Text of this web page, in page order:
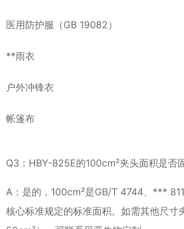
医用防护服（GB 19082）
**雨衣
户外冲锋衣
帐篷布
Q3：HBY-825E的100cm²夹头面积是否
A：是的，100cm²是GB/T 4744、***
核心标准规定的标准面积。如需其他尺寸